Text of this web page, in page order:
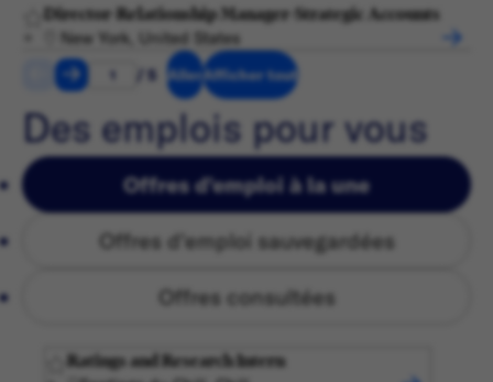
Director-Relationship Manager-Strategic Accounts
New York, United States
/ 5 AllerAfficher tout
Des emplois pour vous
Offres d'emploi à la une
Offres d'emploi sauvegardées
Offres consultées
Ratings and Research Intern